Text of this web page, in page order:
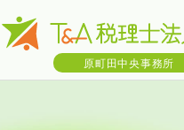
原町田中央事務所